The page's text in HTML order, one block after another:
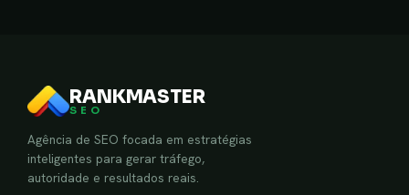
RANKMASTER
SEO
Agência de SEO focada em estratégias
inteligentes para gerar tráfego,
autoridade e resultados reais.